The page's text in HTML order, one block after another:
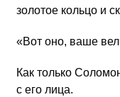
золотое кольцо и
«Вот оно, ваше
Как только
с его лица.